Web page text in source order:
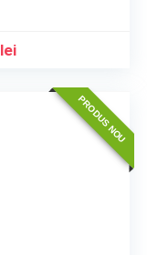
lei
PRODUS NOU